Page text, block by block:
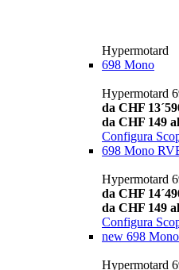
Hypermotard
698 Mono
Hypermotard
da CHF
da CHF 149
Configura
698 Mono
Hypermotard
da CHF
da CHF 149
Configura
new 698
Hypermotard